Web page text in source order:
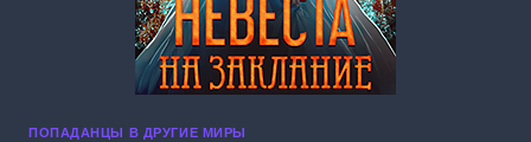
ПОПАДАНЦЫ В ДРУГИЕ МИРЫ